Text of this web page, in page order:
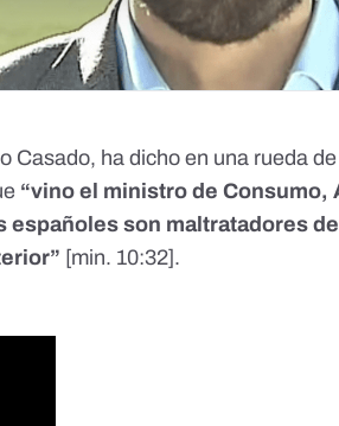
Casado, ha dicho en una rueda
“vino el ministro de Consumo,
españoles son maltratadores
[min. 10:32].